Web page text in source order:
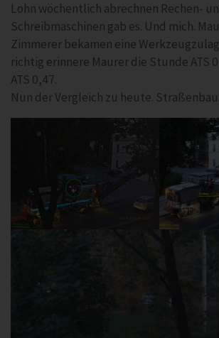
Lohn wöchentlich abrechnen Rechen-
Schreibmaschinen gab es. Und mich.
Zimmerer bekamen eine
richtig erinnere Maurer die Stunde ATS
ATS 0,47.
Nun der Vergleich zu heute. Straßenbau: